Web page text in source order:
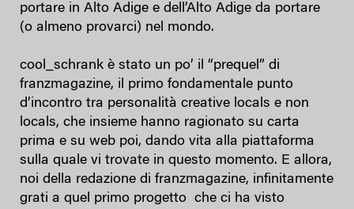
portare in Alto Adige e dell’Alto Adige da portare
(o almeno provarci) nel mondo.
cool_schrank è stato un po’ il “prequel” di
franzmagazine, il primo fondamentale punto
d’incontro tra personalità creative locals e non
locals, che insieme hanno ragionato su carta
prima e su web poi, dando vita alla piattaforma
sulla quale vi trovate in questo momento. E allora,
noi della redazione di franzmagazine, infinitamente
grati a quel primo progetto che ci ha visto